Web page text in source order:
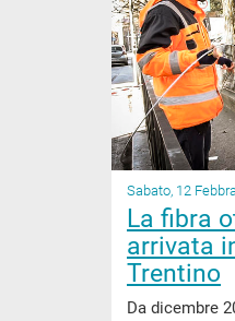
Sabato, 12
La fibra
arrivata
Trentino
Da dicembre